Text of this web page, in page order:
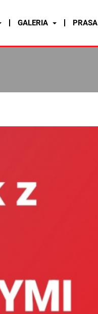
GALERIA PRASA